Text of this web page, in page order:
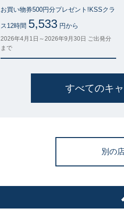
お買い物券500円分プレゼント!KSSクラ
ス12時間 5,533 円から
2026年4月1日～2026年9月30日 ご出発分
まで
すべてのキ
別の